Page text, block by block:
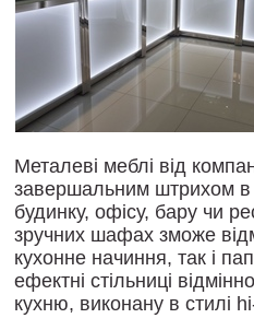
Металеві меблі від
завершальним штрихом в
будинку, офісу, бару чи
зручних шафах зможе
кухонне начиння, так і
ефектні стільниці відмінно
кухню, виконану в стилі hi